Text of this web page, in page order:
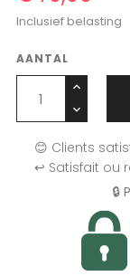
Inclusief belasting
AANTAL
😊 Clients
↩️ Satisfait ou
🔒